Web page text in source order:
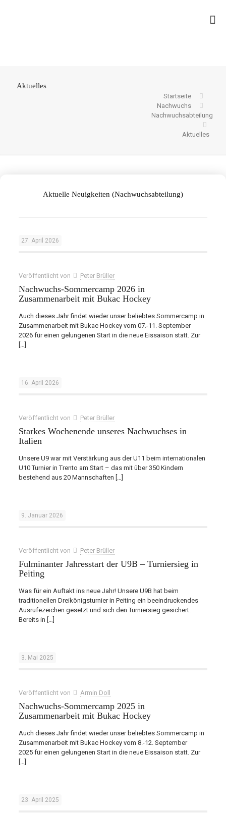
Aktuelles
Startseite
Nachwuchs
Nachwuchsabteilung
Aktuelles
Aktuelle Neuigkeiten (Nachwuchsabteilung)
27. April 2026
Veröffentlicht von Peter Brüller
Nachwuchs-Sommercamp 2026 in
Zusammenarbeit mit Bukac Hockey
Auch dieses Jahr findet wieder unser beliebtes Sommercamp in
Zusammenarbeit mit Bukac Hockey vom 07.-11. September
2026 für einen gelungenen Start in die neue Eissaison statt. Zur
[…]
16. April 2026
Veröffentlicht von Peter Brüller
Starkes Wochenende unseres Nachwuchses in
Italien
Unsere U9 war mit Verstärkung aus der U11 beim internationalen
U10 Turnier in Trento am Start – das mit über 350 Kindern
bestehend aus 20 Mannschaften […]
9. Januar 2026
Veröffentlicht von Peter Brüller
Fulminanter Jahresstart der U9B – Turniersieg in
Peiting
Was für ein Auftakt ins neue Jahr! Unsere U9B hat beim
traditionellen Dreikönigsturnier in Peiting ein beeindruckendes
Ausrufezeichen gesetzt und sich den Turniersieg gesichert.
Bereits in […]
3. Mai 2025
Veröffentlicht von Armin Doll
Nachwuchs-Sommercamp 2025 in
Zusammenarbeit mit Bukac Hockey
Auch dieses Jahr findet wieder unser beliebtes Sommercamp in
Zusammenarbeit mit Bukac Hockey vom 8.-12. September
2025 für einen gelungenen Start in die neue Eissaison statt. Zur
[…]
23. April 2025